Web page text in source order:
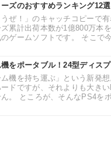
ズのおすすめランキング12
うぜ！」のキャッチコピーで
累計出荷本数が1億800万本
のゲームソフトです。 そこで
をポータブル！24型ディス
ム機を持ち運ぶ」という新発
ドですが、それよりも大き
。 ところが、そんなPS4を